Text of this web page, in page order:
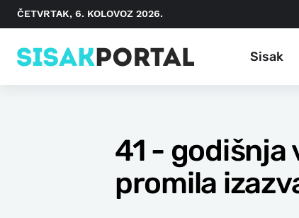
ČETVRTAK, 6. KOLOVOZ 2026.
Sisak
41 - godišnja
promila